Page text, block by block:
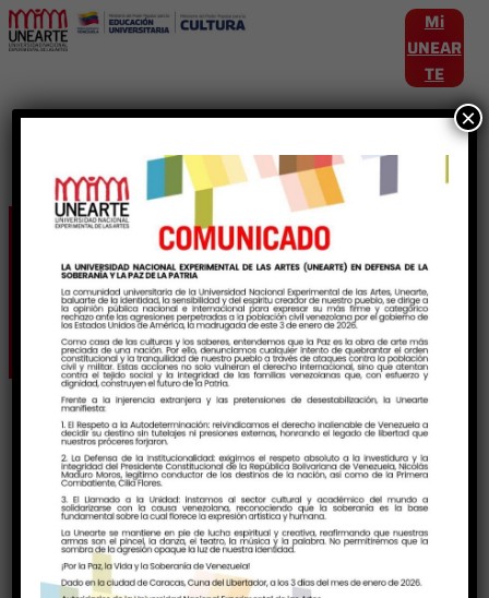
Mi
UNEAR
TE
Etiqueta:
PeriodoAcademico
×